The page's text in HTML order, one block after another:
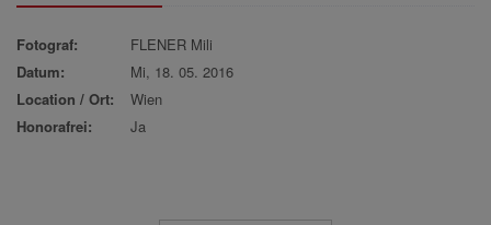
Fotograf:
FLENER Mili
Datum:
Mi, 18. 05. 2016
Location / Ort:
Wien
Honorafrei:
Ja